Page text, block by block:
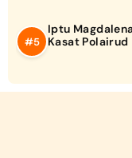
Iptu
Kasat Polairud